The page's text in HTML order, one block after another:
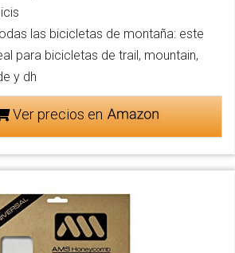
las bicicletas de montaña: este
para bicicletas de trail, mountain,
y dh
Ver precios en